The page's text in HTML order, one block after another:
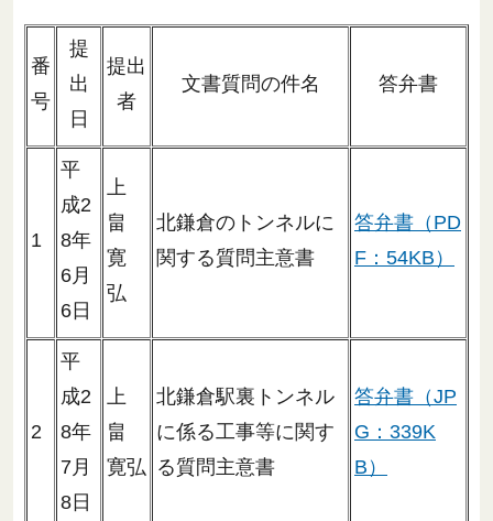
番
号
提
出
日
提出
者
文書質問の件名 答弁書
1
平
成2
8年
6月
6日
上
畠
寛
弘
北鎌倉のトンネルに
関する質問主意書
答弁書（PD
F：54KB）
2
平
成2
8年
7月
8日
上
畠
寛弘
北鎌倉駅裏トンネル
に係る工事等に関す
る質問主意書
答弁書（JP
G：339K
B）